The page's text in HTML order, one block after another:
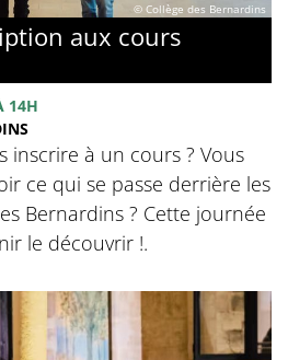
© Collège des Bernardins
aux cours
14H
inscrire à un cours ? Vous
ce qui se passe derrière les
Bernardins ? Cette journée
le découvrir !.